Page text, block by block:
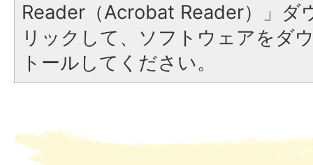
Reader（Acrobat Reader）」ダ
リックして、ソフトウェアをダ
トールしてください。